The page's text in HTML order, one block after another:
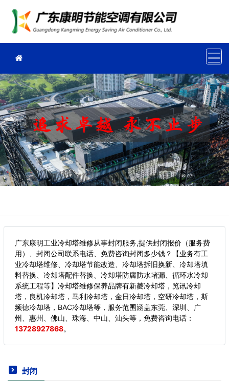
广东康明工业冷却塔维修从事封闭服务,提供封闭报价（服务费
用）、封闭公司联系电话、免费咨询封闭多少钱？【业务有工
业冷却塔维修、冷却塔节能改造、冷却塔拆旧换新、冷却塔填
料替换、冷却塔配件替换、冷却塔防腐防水堵漏、循环水冷却
系统工程等】冷却塔维修保养品牌有新菱冷却塔，览讯冷却
塔，良机冷却塔，马利冷却塔，金日冷却塔，空研冷却塔，斯
频德冷却塔，BAC冷却塔等，服务范围涵盖东莞、深圳、广
州、惠州、佛山、珠海、中山、汕头等， 免费咨询电话：
13728927868。
封闭